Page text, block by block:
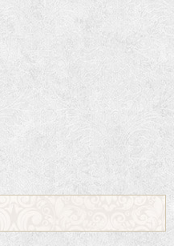
гастро-бар «Veranda